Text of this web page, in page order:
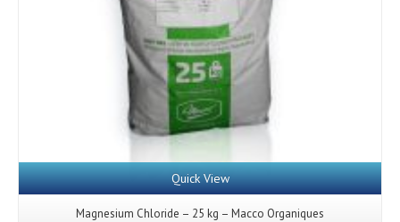
Quick View
Magnesium Chloride – 25 kg – Macco Organiques